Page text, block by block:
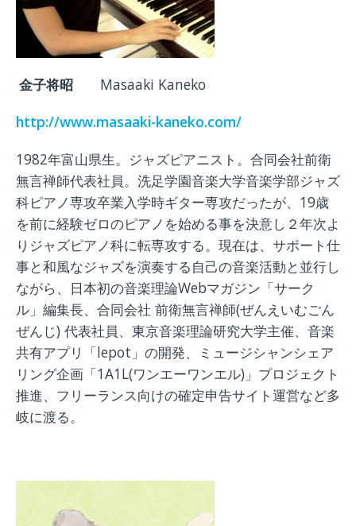
金子将昭
Masaaki Kaneko
http://www.masaaki-kaneko.com/
1982年富山県生。ジャズピアニスト。合同会社前衛
無言禅師代表社員。洗足学園音楽大学音楽学部ジャズ
科ピアノ専攻卒業入学時ギター専攻だったが、19歳
を前に経験ゼロのピアノを始める事を決意し２年次よ
りジャズピアノ科に転専攻する。現在は、サポート仕
事と和風なジャズを演奏する自己の音楽活動と並行し
ながら、日本初の音楽理論Webマガジン「サーク
ル」編集長、合同会社 前衛無言禅師(ぜんえいむごん
ぜんじ) 代表社員、東京音楽理論研究大学主催、音楽
共有アプリ「lepot」の開発、ミュージシャンシェア
リング企画「1A1L(ワンエーワンエル)」プロジェクト
推進、フリーランス向けの確定申告サイト運営など多
岐に渡る。